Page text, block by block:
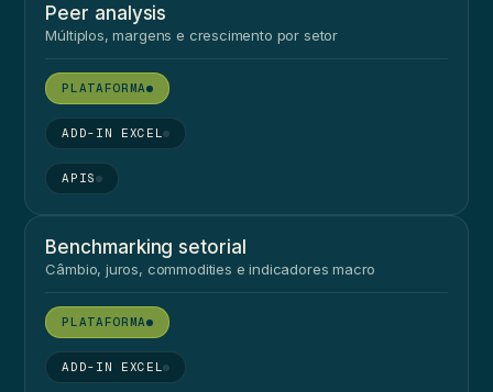
Peer analysis
Múltiplos, margens e crescimento por setor
●
●
●
Benchmarking setorial
Câmbio, juros, commodities e indicadores macro
●
●